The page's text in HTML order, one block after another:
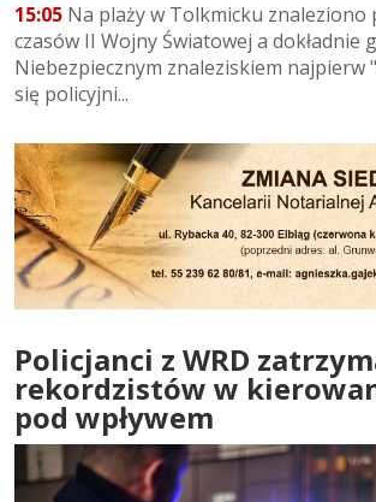
15:05 Na plaży w Tolkmicku znaleziono
czasów II Wojny Światowej a dokładnie
Niebezpiecznym znaleziskiem najpierw
się policyjni...
Policjanci z WRD
rekordzistów w
pod wpływem